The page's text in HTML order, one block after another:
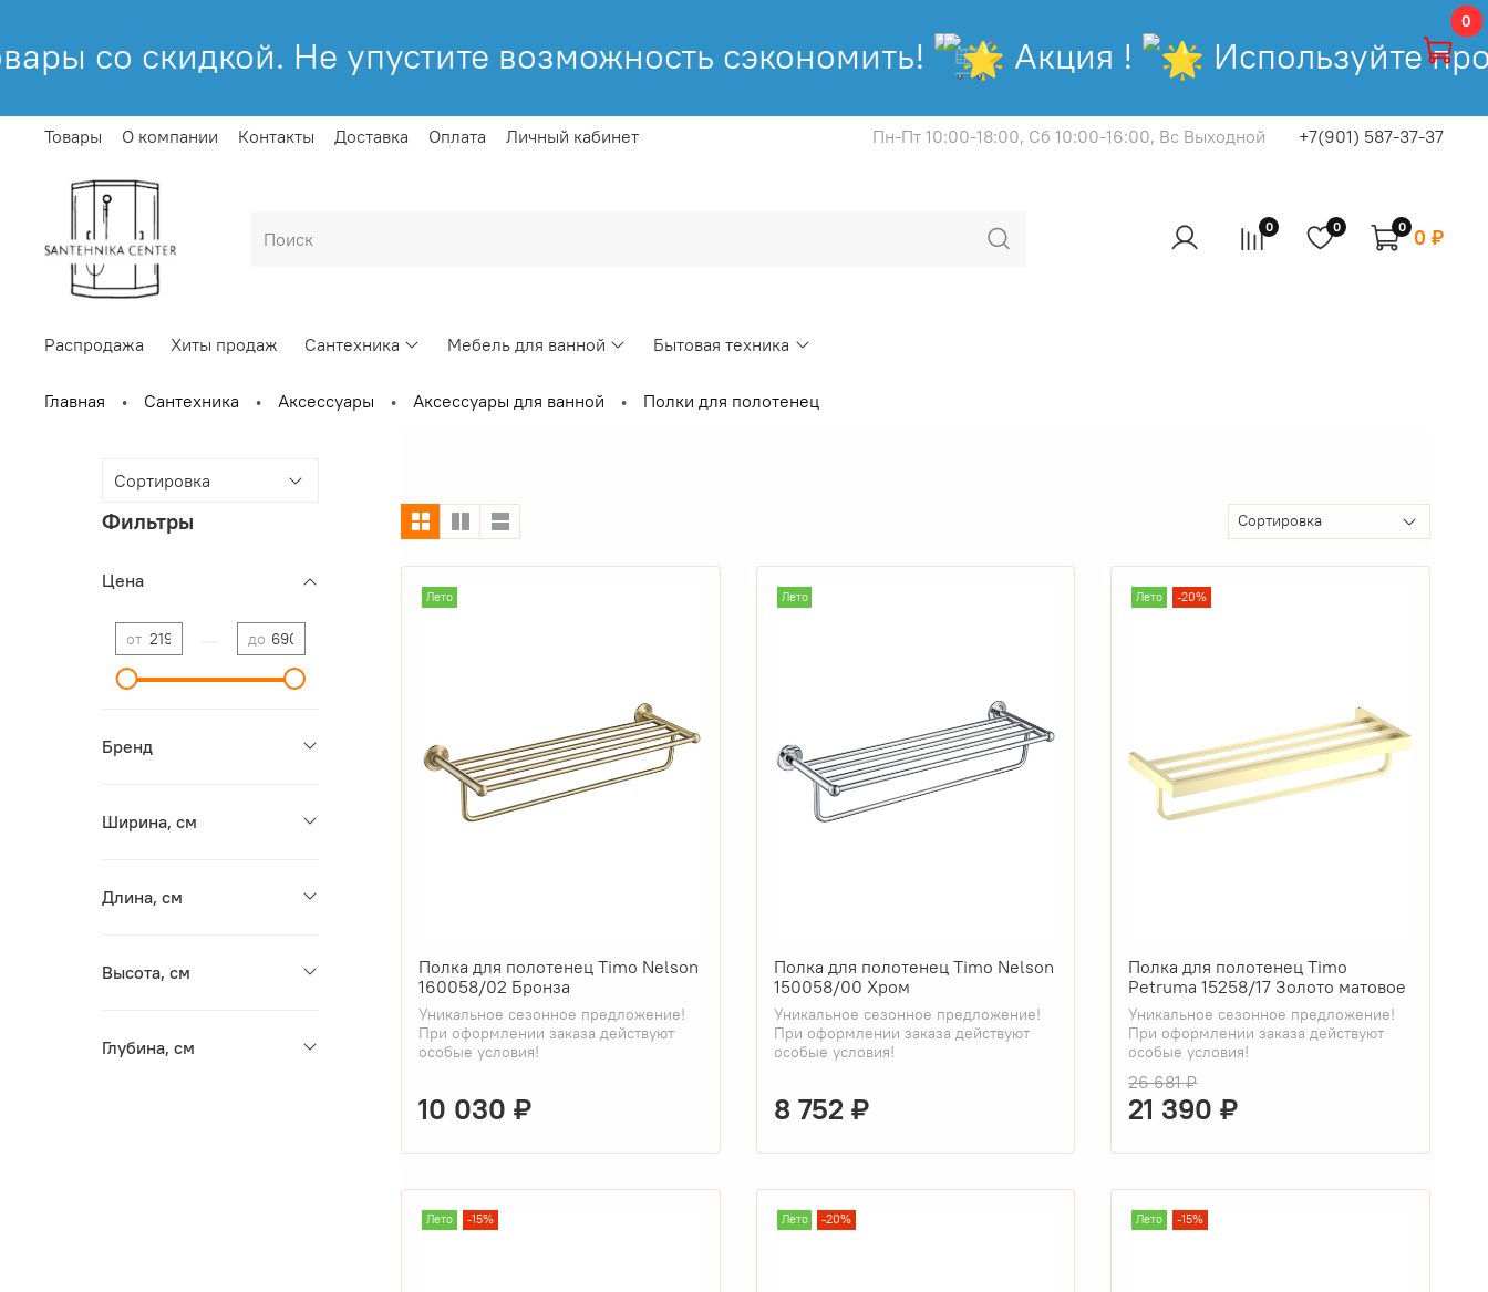
скидкой. Не упустите возможность сэкономить! Акция ! Используйте
Товары О компании Контакты Доставка Оплата Личный кабинет Пн-Пт 10:00-18:00, Cб 10:00-16:00, Вс Выходной +7(901) 587-37-37
0 0 0 0 ₽
Распродажа Хиты продаж Сантехника Мебель для ванной Бытовая техника
Главная Сантехника Аксессуары Аксессуары для ванной Полки для полотенец
Лето
Полка для полотенец Timo Nelson
160058/02 Бронза
Уникальное сезонное предложение!
При оформлении заказа действуют
особые условия!
10 030 ₽
Лето
Полка для полотенец Timo Nelson
150058/00 Хром
Уникальное сезонное предложение!
При оформлении заказа действуют
особые условия!
8 752 ₽
Лето -20%
Полка для полотенец Timo
Petruma 15258/17 Золото матовое
Уникальное сезонное предложение!
При оформлении заказа действуют
особые условия!
26 681 ₽
21 390 ₽
Лето -15% Лето -20% Лето -15%
Фильтры
Цена
от до
Бренд
Ширина, см
Длина, см
Высота, см
Глубина, см
0